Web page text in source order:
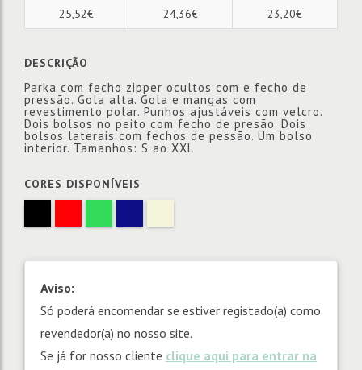
25,52€ 24,36€ 23,20€
DESCRIÇÃO
Parka com fecho zipper ocultos com e fecho de
pressão. Gola alta. Gola e mangas com
revestimento polar. Punhos ajustáveis com velcro.
Dois bolsos no peito com fecho de presão. Dois
bolsos laterais com fechos de pessão. Um bolso
interior. Tamanhos: S ao XXL
CORES DISPONÍVEIS
Aviso:
Só poderá encomendar se estiver registado(a) como
revendedor(a) no nosso site.
Se já for nosso cliente clique aqui para entrar na